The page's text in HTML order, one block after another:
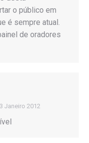
o público em
é sempre atual.
de oradores
Janeiro 2012